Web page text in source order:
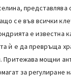
представлява
се във всички
е известна
ѝ е да превръща
Притежава мощни
за регулиране